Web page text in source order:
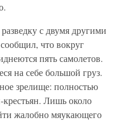
с двумя другими
что вокруг
пять самолетов.
на себе большой груз.
зрелище: полностью
Лишь около
жалобно мяукающего